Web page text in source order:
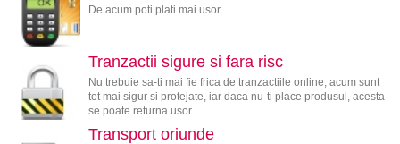
De acum poti plati mai usor
Tranzactii sigure si fara risc
Nu trebuie sa-ti mai fie frica de tranzactiile online, acum sunt
tot mai sigur si protejate, iar daca nu-ti place produsul, acesta
se poate returna usor.
Transport oriunde